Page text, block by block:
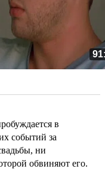
в
событий за
ни
обвиняют его.